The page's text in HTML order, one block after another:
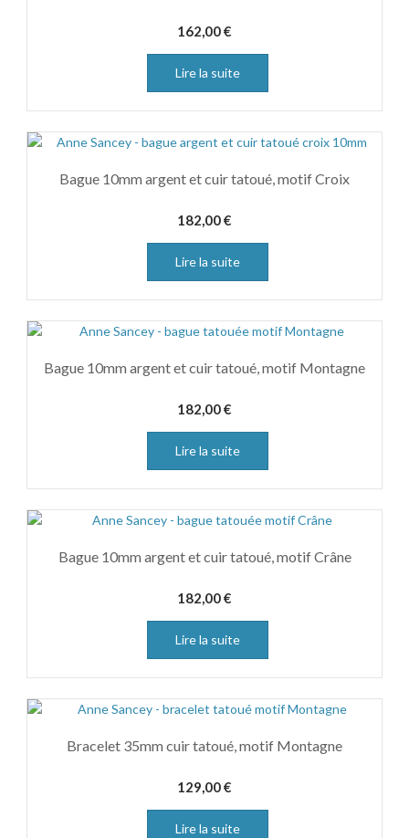
162,00€
Lire la suite
Bague 10mm argent et cuir tatoué, motif Croix
182,00€
Lire la suite
Bague 10mm argent et cuir tatoué, motif Montagne
182,00€
Lire la suite
Bague 10mm argent et cuir tatoué, motif Crâne
182,00€
Lire la suite
Bracelet 35mm cuir tatoué, motif Montagne
129,00€
Lire la suite